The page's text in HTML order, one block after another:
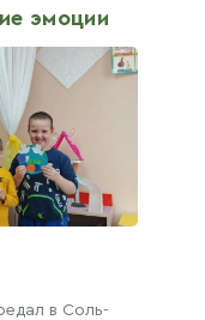
эмоции
в Соль-